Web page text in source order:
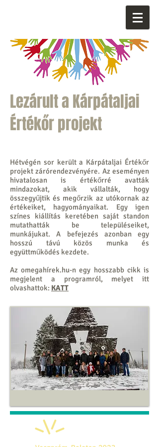
Lezárult a Kárpátaljai
Értékőr projekt
Hétvégén sor került a Kárpátaljai Értékőr
projekt zárórendezvényére. Az eseményen
hivatalosan is értékőrré avatták
mindazokat, akik vállalták, hogy
összegyűjtik és megőrzik az utókornak az
értékeiket, hagyományaikat. Egy igen
színes kiállítás keretében saját standon
mutathatták be településeiket,
munkájukat. A befejezés azonban egy
hosszú távú közös munka és
együttműködés kezdete.
Az omegahírek.hu-n egy hosszabb cikk is
megjelent a programról, melyet itt
olvashattok: KATT